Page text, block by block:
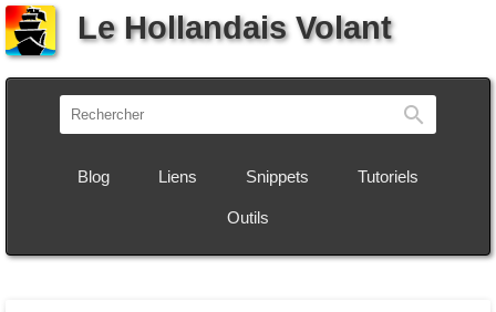
Le Hollandais Volant
Blog Liens Snippets Tutoriels
Outils